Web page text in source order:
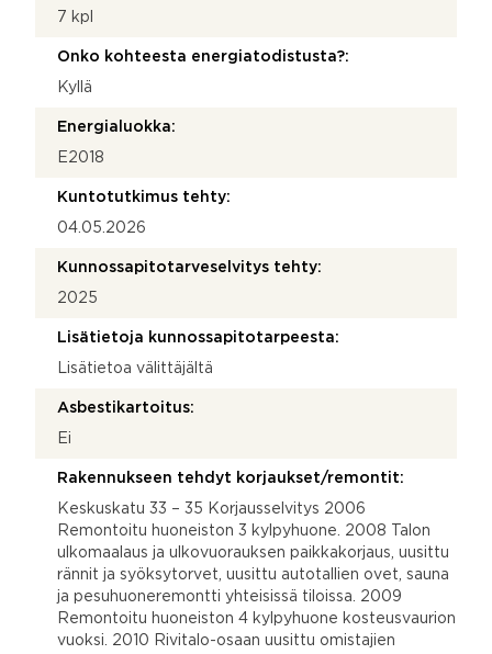
7 kpl
Onko kohteesta energiatodistusta?:
Kyllä
Energialuokka:
E2018
Kuntotutkimus tehty:
04.05.2026
Kunnossapitotarveselvitys tehty:
2025
Lisätietoja kunnossapitotarpeesta:
Lisätietoa välittäjältä
Asbestikartoitus:
Ei
Rakennukseen tehdyt korjaukset/remontit:
Keskuskatu 33 – 35 Korjausselvitys 2006
Remontoitu huoneiston 3 kylpyhuone. 2008 Talon
ulkomaalaus ja ulkovuorauksen paikkakorjaus, uusittu
rännit ja syöksytorvet, uusittu autotallien ovet, sauna
ja pesuhuoneremontti yhteisissä tiloissa. 2009
Remontoitu huoneiston 4 kylpyhuone kosteusvaurion
vuoksi. 2010 Rivitalo-osaan uusittu omistajien